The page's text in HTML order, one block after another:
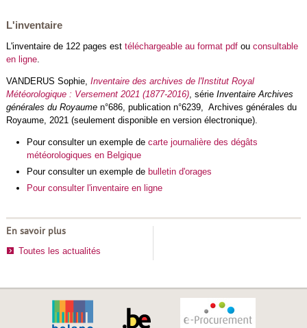
L'inventaire
L'inventaire de 122 pages est téléchargeable au format pdfou consultable
en ligne.
VANDERUS Sophie, Inventaire des archives de l'Institut Royal
Météorologique : Versement 2021 (1877-2016), série Inventaire Archives
générales du Royaumen°686, publication n°6239, Archives générales du
Royaume, 2021 (seulement disponible en version électronique).
Pour consulter un exemple de carte journalière des dégâts
météorologiques en Belgique
Pour consulter un exemple de bulletin d'orages
Pour consulter l'inventaire en ligne
En savoir plus
Toutes les actualités